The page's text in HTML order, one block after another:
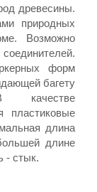
древесины.
природных
Возможно
форм
багету
качестве
пластиковые
длина
длине
- стык.